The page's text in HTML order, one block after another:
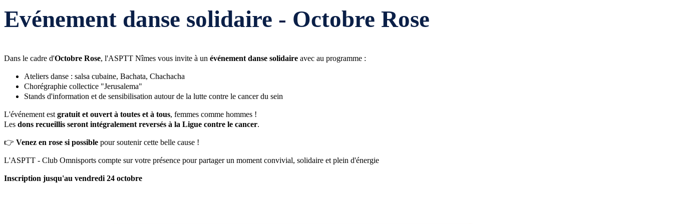
Evénement danse solidaire - Octobre Rose
Dans le cadre d'Octobre Rose, l'ASPTT Nîmes vous invite à un événement danse solidaire avec au programme :
Ateliers danse : salsa cubaine, Bachata, Chachacha
Chorégraphie collectice "Jerusalema"
Stands d'information et de sensibilisation autour de la lutte contre le cancer du sein
L'événement est gratuit et ouvert à toutes et à tous, femmes comme hommes !
Les dons recueillis seront intégralement reversés à la Ligue contre le cancer.
👉 Venez en rose si possible pour soutenir cette belle cause !
L'ASPTT - Club Omnisports compte sur votre présence pour partager un moment convivial, solidaire et plein d'énergie
Inscription jusqu'au vendredi 24 octobre